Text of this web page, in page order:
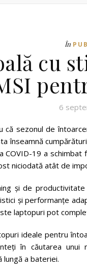
În
cu
6
că sezonul de
înseamnă
COVID-19 a
niciodată atât de
și de
și performanțe
laptopuri pot
ideale pentru
în căutarea
a bateriei.